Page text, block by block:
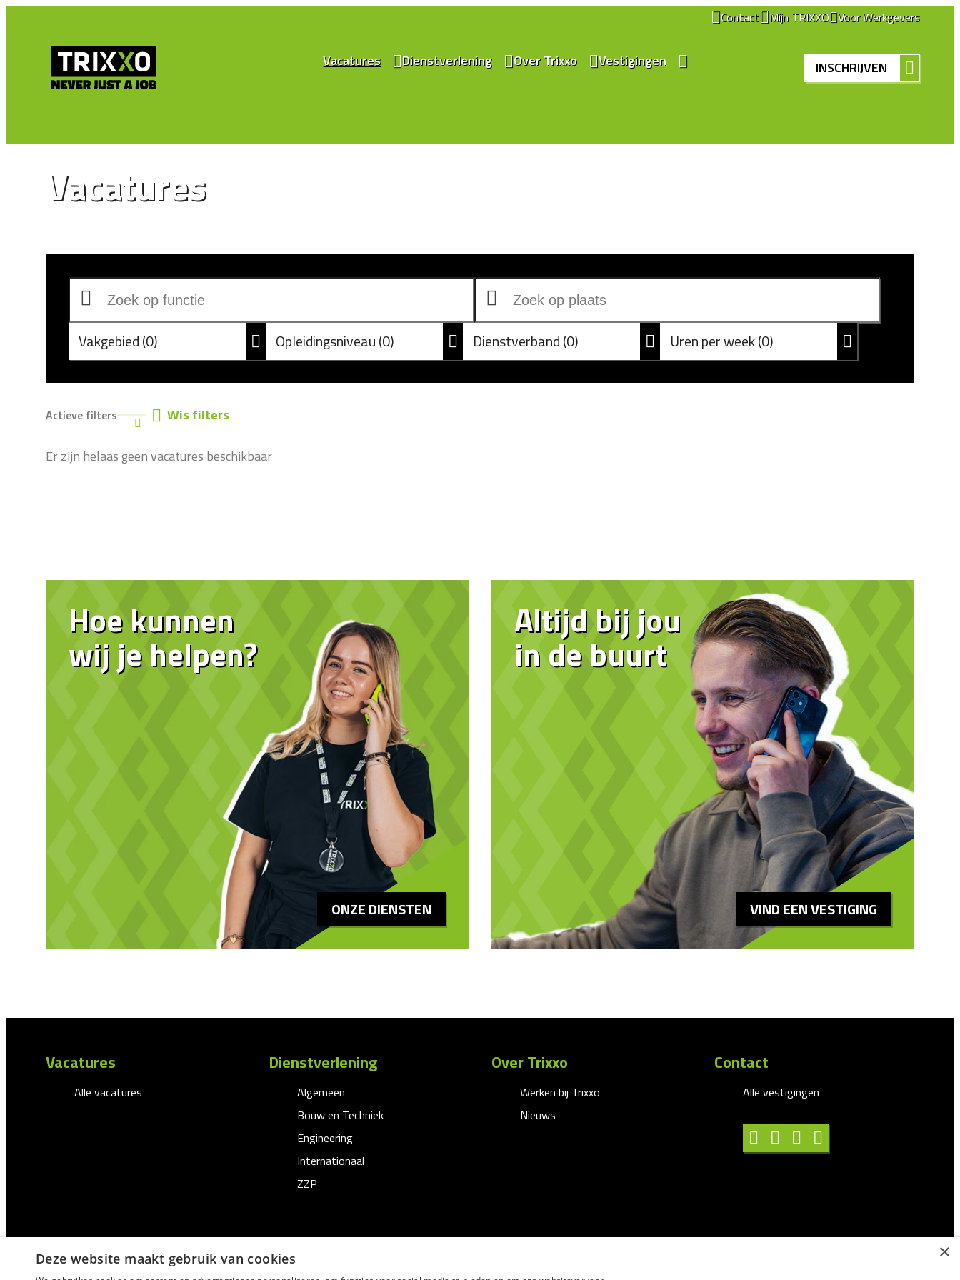
Contact Mijn TRIXXO Voor Werkgevers
Vacatures Dienstverlening Over Trixxo Vestigingen INSCHRIJVEN
Vacatures
Vakgebied 0 Opleidingsniveau 0 Dienstverband 0 Uren per week 0
Actieve filters Wis filters
Er zijn helaas geen vacatures beschikbaar
Hoe kunnen
wij je helpen?
ONZE DIENSTEN
Altijd bij jou
in de buurt
VIND EEN VESTIGING
Vacatures
Alle vacatures
Dienstverlening
Algemeen
Bouw en Techniek
Engineering
Internationaal
ZZP
Over Trixxo
Werken bij Trixxo
Nieuws
Contact
Alle vestigingen
×
Deze website maakt gebruik van cookies